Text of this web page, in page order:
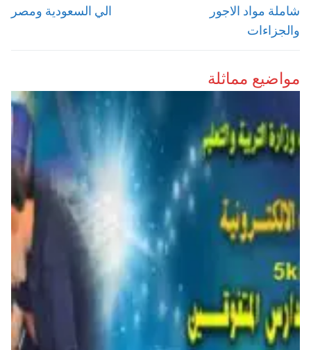
شاملة مواد الاجور
والجزاءات
الي السعودية ومصر
مواضيع مماثلة